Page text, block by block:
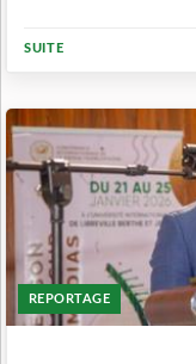
SUITE
REPORTAGE